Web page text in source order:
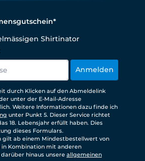
Shirtinator
Anmelden
durch Klicken auf den Abmeldelink
unter der E-Mail-Adresse
Weitere Informationen dazu finde ich
unter Punkt 5. Dieser Service richtet
18. Lebensjahr erfüllt haben. Dies
dieses Formulars.
gilt ab einem Mindestbestellwert von
in Kombination mit anderen
hinaus unsere allgemeinen